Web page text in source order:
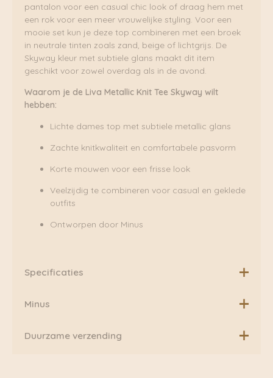
pantalon voor een casual chic look of draag hem met
een rok voor een meer vrouwelijke styling. Voor een
mooie set kun je deze top combineren met een broek
in neutrale tinten zoals zand, beige of lichtgrijs. De
Skyway kleur met subtiele glans maakt dit item
geschikt voor zowel overdag als in de avond.
Waarom je de Liva Metallic Knit Tee Skyway wilt
hebben:
Lichte dames top met subtiele metallic glans
Zachte knitkwaliteit en comfortabele pasvorm
Korte mouwen voor een frisse look
Veelzijdig te combineren voor casual en geklede
outfits
Ontworpen door Minus
Specificaties
Materiaal: 78% LENZING™ ECOVERO™ viscose, 22%
Minus
Minus is Scandinavische label waarbij het vrouwelijke
Duurzame verzending